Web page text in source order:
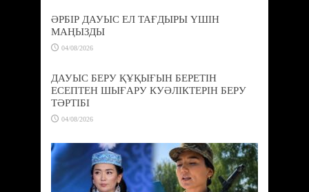
ӘРБІР ДАУЫС ЕЛ ТАҒДЫРЫ ҮШІН
МАҢЫЗДЫ
04/08/2026
ДАУЫС БЕРУ ҚҰҚЫҒЫН БЕРЕТІН
ЕСЕПТЕН ШЫҒАРУ КУӘЛІКТЕРІН БЕРУ
ТӘРТІБІ
04/08/2026